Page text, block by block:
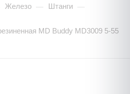
Железо — Штанги —
MD Buddy MD3009 5-55